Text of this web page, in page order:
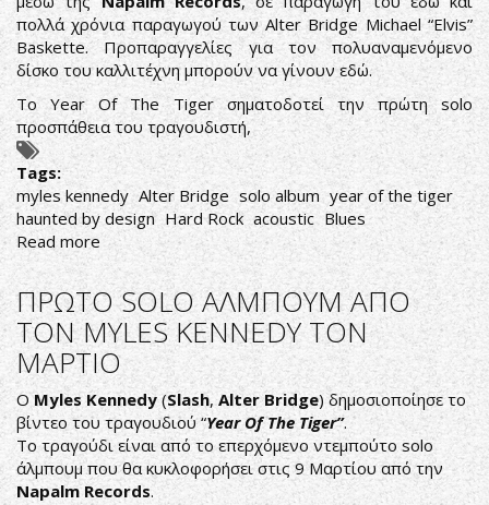
πολλά χρόνια παραγωγού των Alter Bridge Michael “Elvis”
Baskette. Προπαραγγελίες για τον πολυαναμενόμενο
δίσκο του καλλιτέχνη μπορούν να γίνουν εδώ.
Το Year Of The Tiger σηματοδοτεί την πρώτη solo
προσπάθεια του τραγουδιστή,
Tags:
myles kennedy Alter Bridge solo album year of the tiger
haunted by design Hard Rock acoustic Blues
Read more about
MYLES
KENNEDY:
LYRIC
VIDEO
ΜΕΣΑ
ΑΠΟ
ΤΟΝ
ΝΕΟ
SOLO
ΔΙΣΚΟ
ΤΟΥ
ΠΡΩΤΟ SOLO ΑΛΜΠΟΥΜ ΑΠΟ
ΤΟΝ MYLES KENNEDY ΤΟΝ
ΜΑΡΤΙΟ
OMyles Kennedy (Slash,Alter Bridge) δημοσιοποίησε το
βίντεο του τραγουδιού “Year Of The Tiger”.
Το τραγούδι είναι από το επερχόμενο ντεμπούτο solo
άλμπουμ που θα κυκλοφορήσει στις 9 Μαρτίου από την
Napalm Records.